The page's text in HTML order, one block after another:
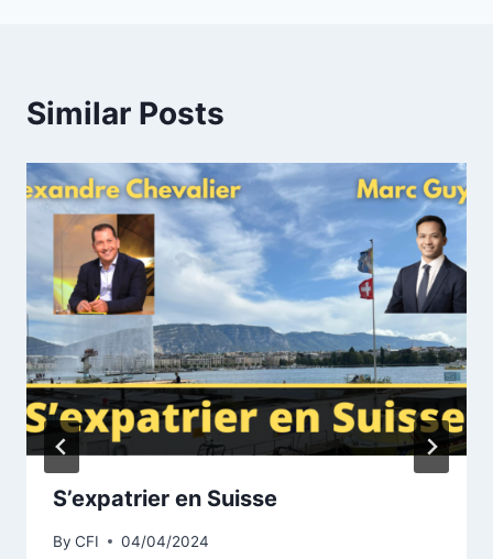
Similar Posts
S’expatrier en Suisse
By CFI 04/04/2024